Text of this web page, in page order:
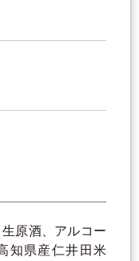
原酒、アルコー
知県産仁井田米